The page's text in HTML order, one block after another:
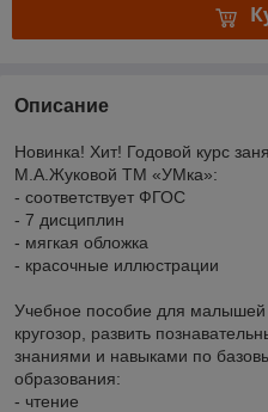
Описание
Новинка! Хит! Годовой курс
М.А.Жуковой ТМ «УМка»:
- соответствует ФГОС
- 7 дисциплин
- мягкая обложка
- красочные иллюстрации
Учебное пособие для
кругозор, развить
знаниями и навыками по
образования:
- чтение